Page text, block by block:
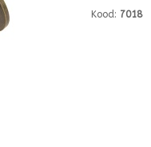
Kood: 7018